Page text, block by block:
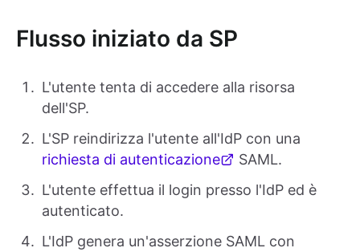
Flusso iniziato da SP
L'utente tenta di accedere alla risorsa
dell'SP.
L'SP reindirizza l'utente all'IdP con una
richiesta di autenticazione
SAML.
L'utente effettua il login presso l'IdP ed è
autenticato.
L'IdP genera un'asserzione SAML con